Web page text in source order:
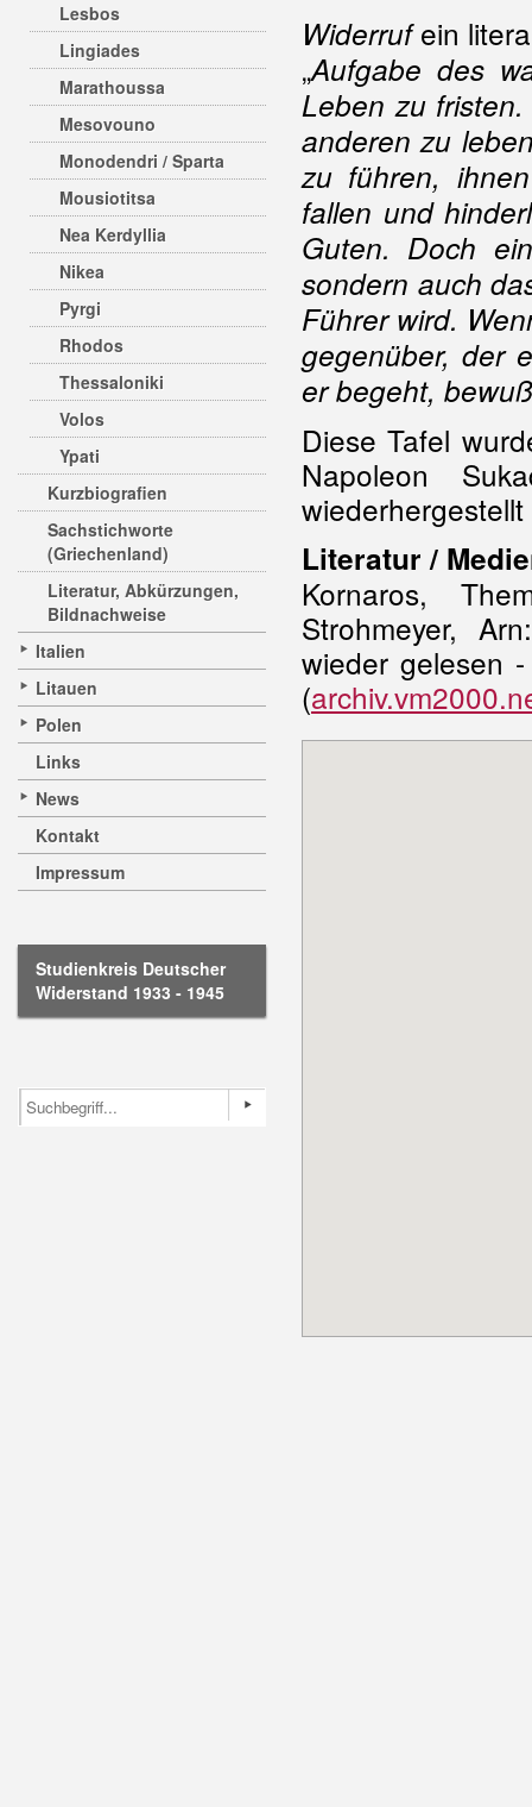
Lesbos
Lingiades
Marathoussa
Mesovouno
Monodendri / Sparta
Mousiotitsa
Nea Kerdyllia
Nikea
Pyrgi
Rhodos
Thessaloniki
Volos
Ypati
Kurzbiografien
Sachstichworte
(Griechenland)
Literatur, Abkürzungen,
Bildnachweise
Italien
Litauen
Polen
Links
News
Kontakt
Impressum
Studienkreis Deutscher
Widerstand 1933 - 1945
Widerrufein
„Aufgabe des
Leben zu
anderen zu
zu führen,
fallen und
Guten. Doch
sondern auch
Führer wird.
gegenüber, der
er begeht,
Diese Tafel
Napoleon
Literatur /
Kornaros,
Strohmeyer,
wieder gelesen
(